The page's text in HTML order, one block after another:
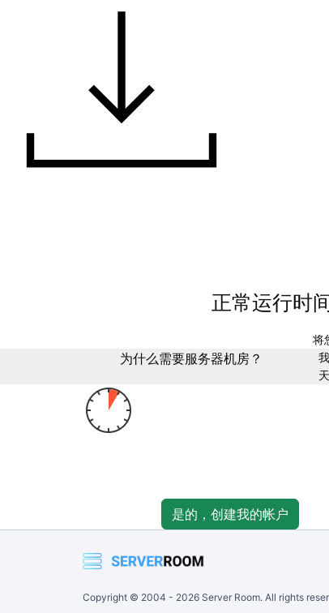
正常运行时
将
为什么需要服务器机房？
是的，创建我的帐户
Copyright © 2004 - 2026 Server Room. All rights